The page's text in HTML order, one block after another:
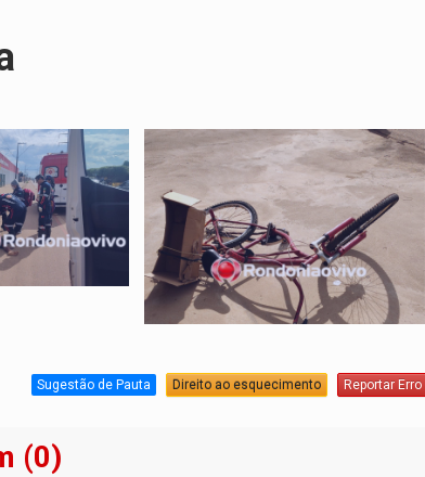
Sugestão de Pauta Direito ao esquecimento Reportar Erro
(0)